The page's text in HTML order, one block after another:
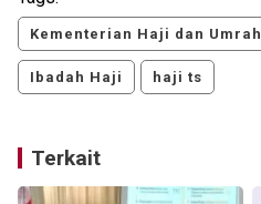
Kementerian Haji dan Umrah
Ibadah Haji haji ts
Terkait